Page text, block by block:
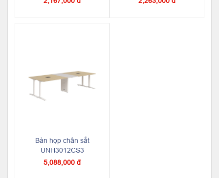
Bàn họp chân sắt
UNH3012CS3
5,088,000 đ